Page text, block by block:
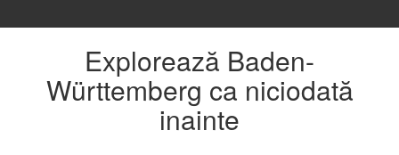
Explorează Baden-
Württemberg ca niciodată
inainte